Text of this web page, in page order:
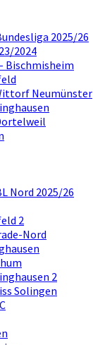
2025/26
2024
Bischmisheim
Neumünster
Nord 2025/26
2
Nord
2
Solingen